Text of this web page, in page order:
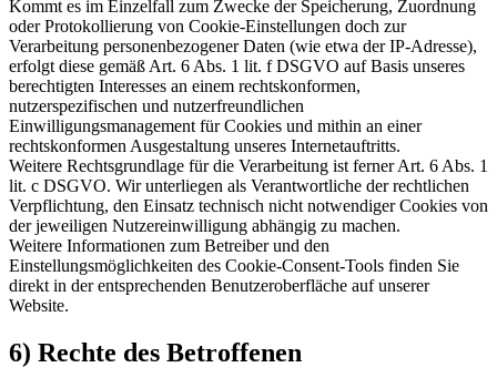
Kommt es im Einzelfall zum Zwecke der Speicherung, Zuordnung
oder Protokollierung von Cookie-Einstellungen doch zur
Verarbeitung personenbezogener Daten (wie etwa der IP-Adresse),
erfolgt diese gemäß Art. 6 Abs. 1 lit. f DSGVO auf Basis unseres
berechtigten Interesses an einem rechtskonformen,
nutzerspezifischen und nutzerfreundlichen
Einwilligungsmanagement für Cookies und mithin an einer
rechtskonformen Ausgestaltung unseres Internetauftritts.
Weitere Rechtsgrundlage für die Verarbeitung ist ferner Art. 6 Abs. 1
lit. c DSGVO. Wir unterliegen als Verantwortliche der rechtlichen
Verpflichtung, den Einsatz technisch nicht notwendiger Cookies von
der jeweiligen Nutzereinwilligung abhängig zu machen.
Weitere Informationen zum Betreiber und den
Einstellungsmöglichkeiten des Cookie-Consent-Tools finden Sie
direkt in der entsprechenden Benutzeroberfläche auf unserer
Website.
6) Rechte des Betroffenen